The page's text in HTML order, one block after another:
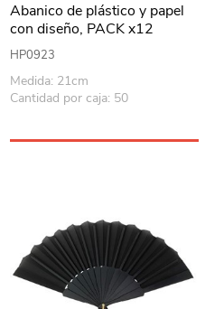
Abanico de plástico y papel
con diseño, PACK x12
HP0923
Medida: 21cm
Cantidad por caja: 50